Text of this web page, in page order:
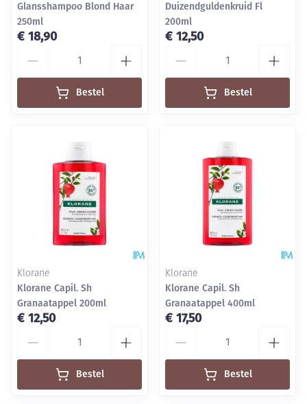
Glansshampoo Blond Haar
250ml
€ 18,90
Bestel
Duizendguldenkruid Fl
200ml
€ 12,50
Bestel
Klorane
Klorane Capil. Sh
Granaatappel 200ml
€ 12,50
Bestel
Klorane
Klorane Capil. Sh
Granaatappel 400ml
€ 17,50
Bestel